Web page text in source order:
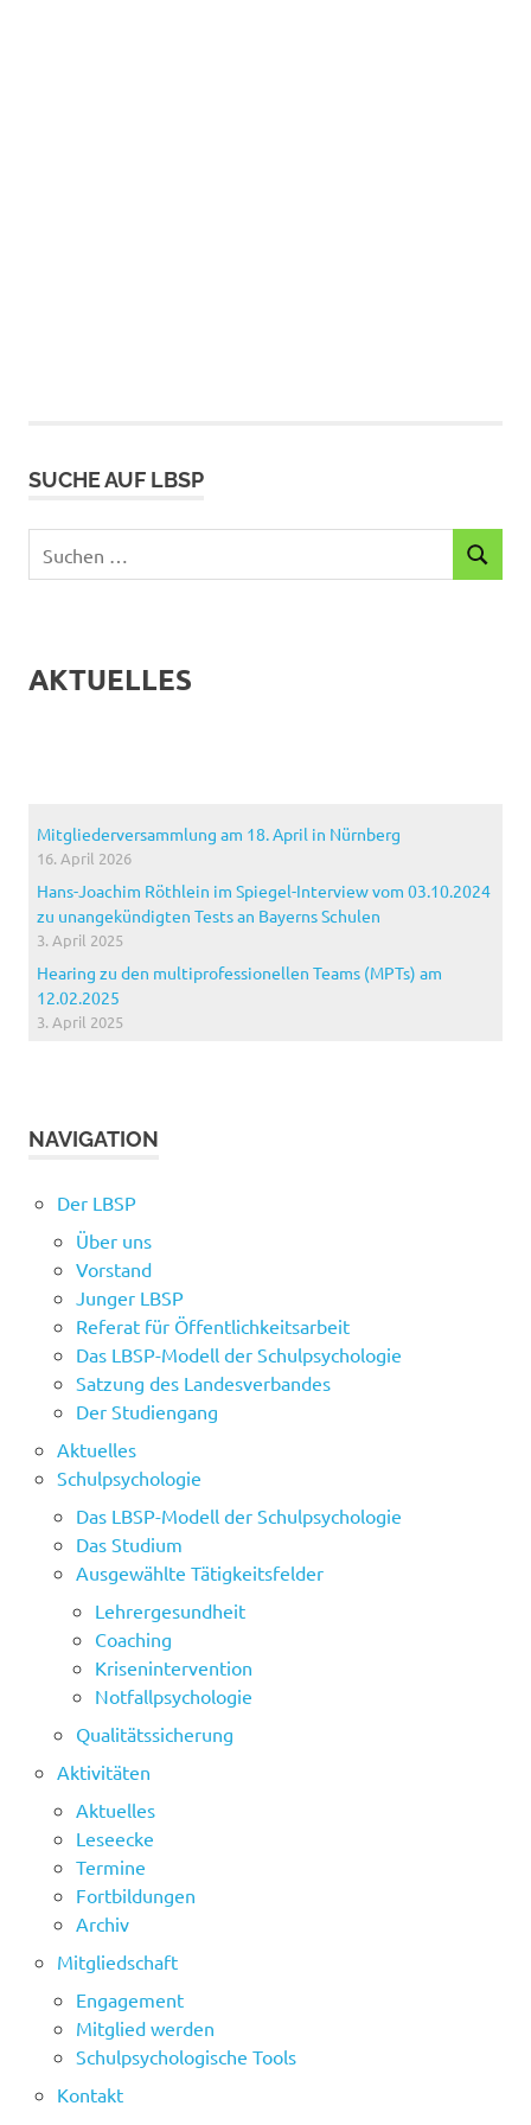
SUCHE AUF LBSP
nach:
SUCHEN
AKTUELLES
Mitgliederversammlung am 18. April in Nürnberg
16. April 2026
Hans-Joachim Röthlein im Spiegel-Interview vom 03.10.2024
zu unangekündigten Tests an Bayerns Schulen
3. April 2025
Hearing zu den multiprofessionellen Teams (MPTs) am
12.02.2025
3. April 2025
NAVIGATION
Der LBSP
Über uns
Vorstand
Junger LBSP
Referat für Öffentlichkeitsarbeit
Das LBSP-Modell der Schulpsychologie
Satzung des Landesverbandes
Der Studiengang
Aktuelles
Schulpsychologie
Das LBSP-Modell der Schulpsychologie
Das Studium
Ausgewählte Tätigkeitsfelder
Lehrergesundheit
Coaching
Krisenintervention
Notfallpsychologie
Qualitätssicherung
Aktivitäten
Aktuelles
Leseecke
Termine
Fortbildungen
Archiv
Mitgliedschaft
Engagement
Mitglied werden
Schulpsychologische Tools
Kontakt